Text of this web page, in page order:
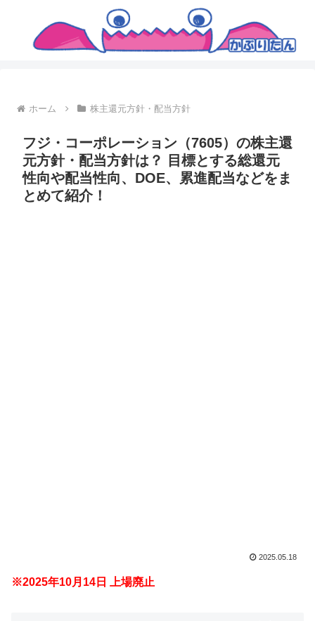
ホーム 株主還元方針・配当方針
フジ・コーポレーション（7605）の株主還
元方針・配当方針は？ 目標とする総還元
性向や配当性向、DOE、累進配当などをま
とめて紹介！
2025.05.18
※2025年10月14日 上場廃止